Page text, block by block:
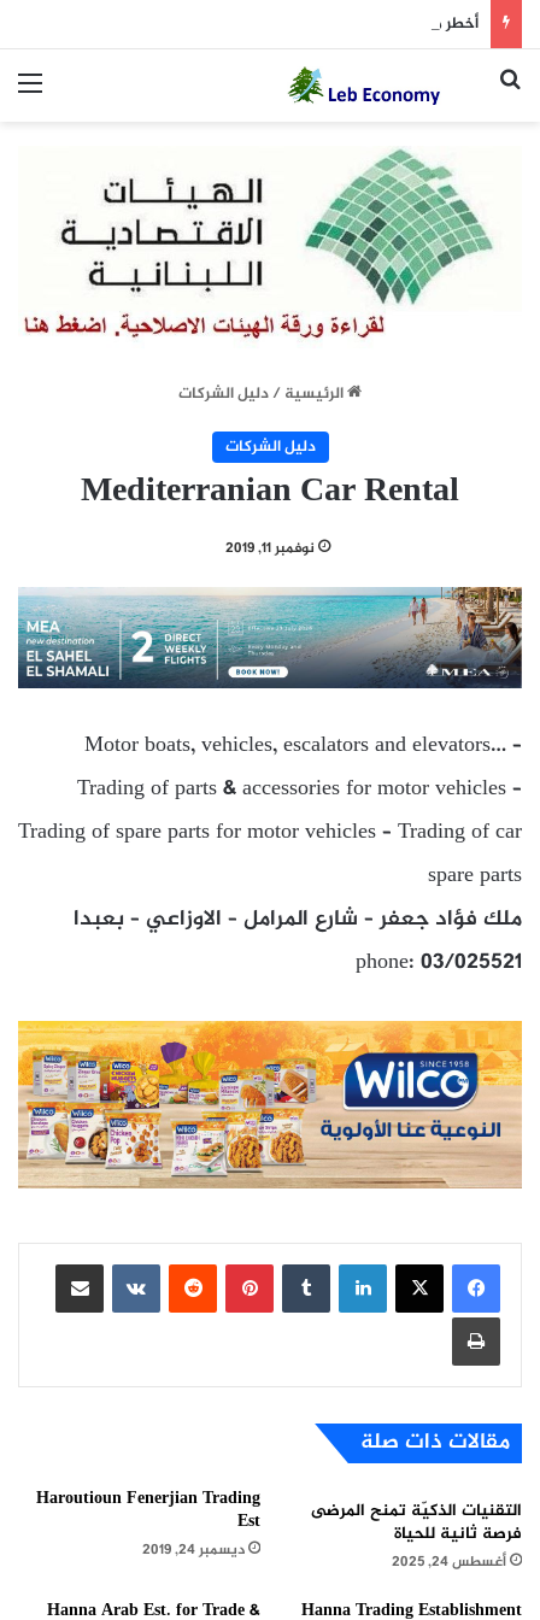
أخطر ما دار داخل غرفة المفاوضات
بحث عن
الرئيسية/دليل الشركات
دليل الشركات
Mediterranian Car Rental
نوفمبر 11, 2019
Motor boats, vehicles, escalators and elevators… –
Trading of parts & accessories for motor vehicles –
Trading of spare parts for motor vehicles – Trading of car
spare parts
ملك فؤاد جعفر – شارع المرامل – الاوزاعي – بعبدا
phone: 03/025521
لينكدإن بينتيريست
مشاركة عبر البريد
طباعة
مقالات ذات صلة
التقنيات الذكيّة تمنح المرضى
فرصة ثانية للحياة
أغسطس 24, 2025
Haroutioun Fenerjian Trading
Est
ديسمبر 24, 2019
Hanna Trading Establishment
Hanna Arab Est. for Trade &